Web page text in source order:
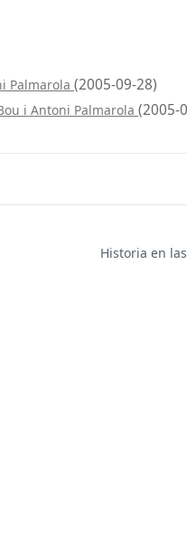
Palmarola (2005-09-28)
i Antoni Palmarola (2005-
Historia en